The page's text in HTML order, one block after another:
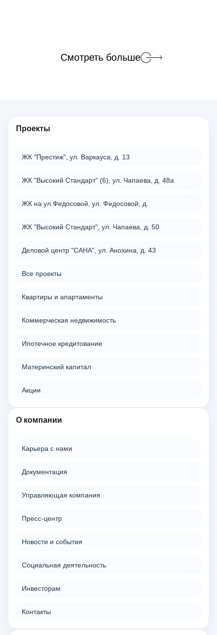
Смотреть больше
Проекты
ЖК "Престиж", ул. Варкауса, д. 13
ЖК "Высокий Стандарт" (6), ул. Чапаева, д. 48а
ЖК на ул.Федосовой, ул. Федосовой, д.
ЖК "Высокий Стандарт", ул. Чапаева, д. 50
Деловой центр "САНА", ул. Анохина, д. 43
Все проекты
Квартиры и апартаменты
Коммерческая недвижимость
Ипотечное кредитование
Материнский капитал
Акции
О компании
Карьера с нами
Документация
Управляющая компания
Пресс-центр
Новости и события
Социальная деятельность
Инвесторам
Контакты